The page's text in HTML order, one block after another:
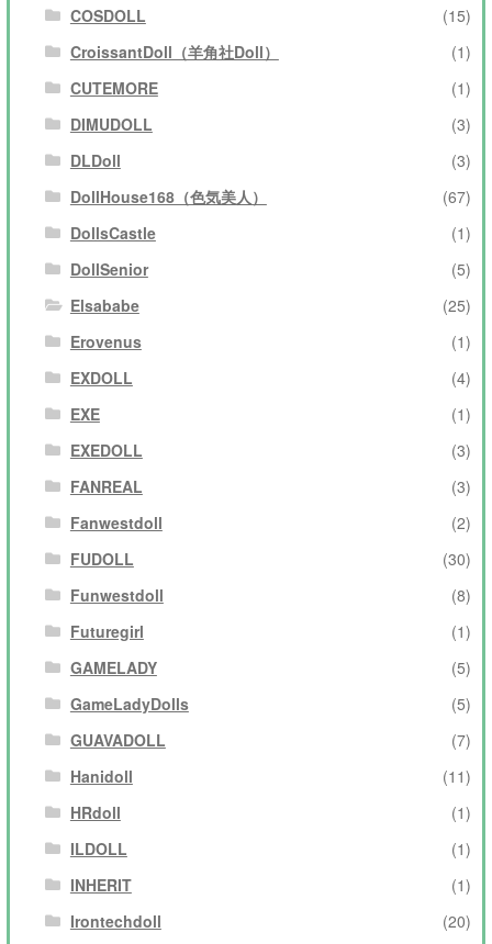
COSDOLL
(15)
CroissantDoll（羊角社Doll）
(1)
CUTEMORE
(1)
DIMUDOLL
(3)
DLDoll
(3)
DollHouse168（色気美人）
(67)
DollsCastle
(1)
DollSenior
(5)
Elsababe
(25)
Erovenus
(1)
EXDOLL
(4)
EXE
(1)
EXEDOLL
(3)
FANREAL
(3)
Fanwestdoll
(2)
FUDOLL
(30)
Funwestdoll
(8)
Futuregirl
(1)
GAMELADY
(5)
GameLadyDolls
(5)
GUAVADOLL
(7)
Hanidoll
(11)
HRdoll
(1)
ILDOLL
(1)
INHERIT
(1)
Irontechdoll
(20)